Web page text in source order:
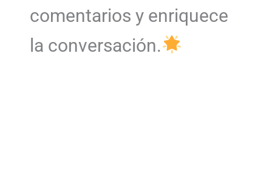
comentarios y enriquece
la conversación.